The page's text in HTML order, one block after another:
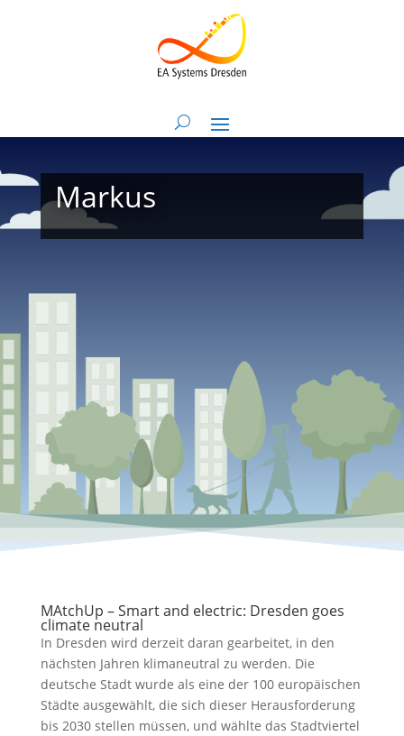
Markus
MAtchUp – Smart and electric: Dresden goes
climate neutral
In Dresden wird derzeit daran gearbeitet, in den
nächsten Jahren klimaneutral zu werden. Die
deutsche Stadt wurde als eine der 100 europäischen
Städte ausgewählt, die sich dieser Herausforderung
bis 2030 stellen müssen, und wählte das Stadtviertel